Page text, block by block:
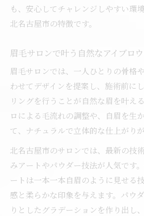
も、安心してチャレンジしやすい環
北名古屋市の特徴です。
眉毛サロンで叶う自然なアイブロ
眉毛サロンでは、一人ひとりの骨格
わせてデザインを提案し、施術前に
リングを行うことが自然な眉を叶え
ロによる毛流れの調整や、自眉を生
て、ナチュラルで立体的な仕上がりが
北名古屋市のサロンでは、最新の技
みアートやパウダー技法が人気です
ートは一本一本自眉のように見せる
感と柔らかな印象を与えます。パウ
りとしたグラデーションを作り出し